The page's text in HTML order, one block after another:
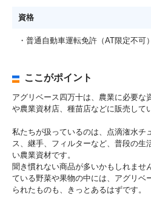
資格
・普通自動車運転免許（AT限定不可）
ここがポイント
アグリベース四万十は、農業に必要な
や農業資材店、種苗店などに販売して
私たちが扱っているのは、点滴潅水チ
ス、継手、フィルターなど、普段の生
い農業資材です。
聞き慣れない商品が多いかもしれませ
ている野菜や果物の中には、アグリベ
られたものも、きっとあるはずです。